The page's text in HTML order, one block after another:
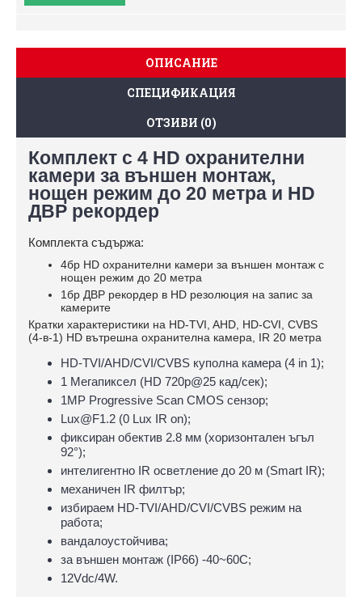
ОПИСАНИЕ
СПЕЦИФИКАЦИЯ
ОТЗИВИ (0)
Комплект с 4 HD охранителни
камери за външен монтаж,
нощен режим до 20 метра и HD
ДВР рекордер
Комплекта съдържа:
4бр HD охранителни камери за външен монтаж с
нощен режим до 20 метра
1бр ДВР рекордер в HD резолюция на запис за
камерите
Кратки характеристики на HD-TVI, AHD, HD-CVI, CVBS
(4-в-1) HD вътрешна охранителна камера, IR 20 метра
HD-TVI/AHD/CVI/CVBS куполна камера (4 in 1);
1 Мегапиксел (HD 720p@25 кад/сек);
1MP Progressive Scan CMOS сензор;
Lux@F1.2 (0 Lux IR on);
фиксиран обектив 2.8 мм (хоризонтален ъгъл
92°);
интелигентно IR осветление до 20 м (Smart IR);
механичен IR филтър;
избираем HD-TVI/AHD/CVI/CVBS режим на
работа;
вандалоустойчива;
за външен монтаж (IP66) -40~60C;
12Vdc/4W.